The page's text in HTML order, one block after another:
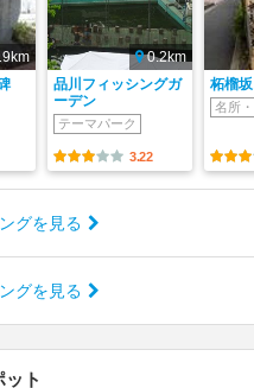
0.2km
品川フィッシングガ
ーデン
テーマパーク
3.22
柘榴坂
名所
グを見る
グを見る
ト